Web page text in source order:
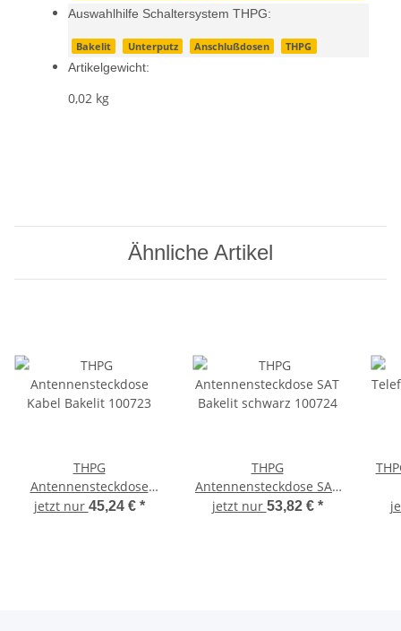
Auswahlhilfe Schaltersystem THPG:
Bakelit Unterputz Anschlußdosen THPG
Artikelgewicht:
0,02 kg
Ähnliche Artikel
THPG
Antennensteckdose
Kabel Bakelit 100723
jetzt nur 45,24 € *
THPG
Antennensteckdose SAT
Bakelit schwarz 100724
jetzt nur 53,82 € *